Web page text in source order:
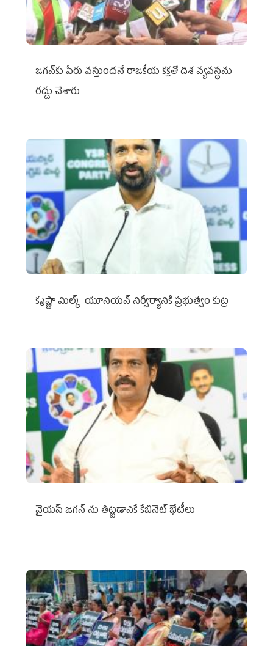
జగన్‌కు పేరు వస్తుందనే రాజకీయ కక్షతో దిశ వ్య‌వ‌స్థ‌ను
రద్దు చేశారు
కృష్ణా మిల్క్‌ యూనియన్‌ నిర్వీర్యానికి ప్రభుత్వం కుట్ర
వైయ‌స్ జగన్‌ ను తిట్టడానికే కేబినెట్‌ భేటీలు